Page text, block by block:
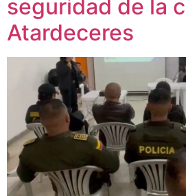
seguridad de la
Atardeceres